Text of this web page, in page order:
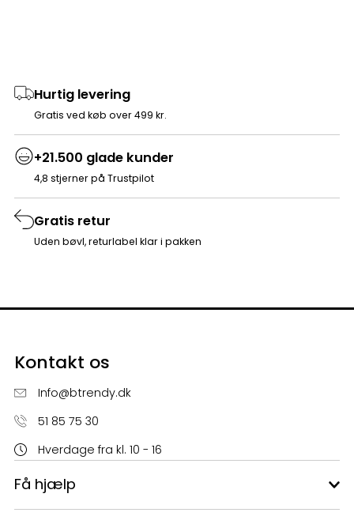
Hurtig levering
Gratis ved køb over 499 kr.
+21.500 glade kunder
4,8 stjerner på Trustpilot
Gratis retur
Uden bøvl, returlabel klar i pakken
Kontakt os
Info@btrendy.dk
51 85 75 30
Hverdage fra kl. 10 - 16
Få hjælp